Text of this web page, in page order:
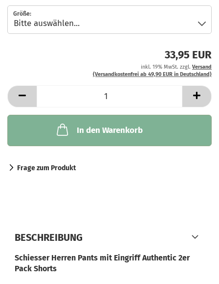
Größe:
33,95 EUR
inkl. 19% MwSt. zzgl. Versand
(Versandkostenfrei ab 49,90 EUR in Deutschland)
In den Warenkorb
Frage zum Produkt
BESCHREIBUNG
Schiesser Herren Pants mit Eingriff Authentic 2er
Pack Shorts